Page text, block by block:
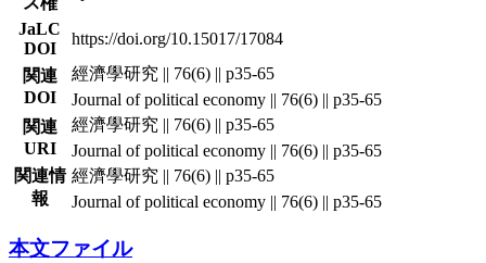
JaLC
DOI
https://doi.org/10.15017/17084
関連
DOI
經濟學研究 || 76(6) || p35-65
Journal of political economy || 76(6) || p35-65
関連
URI
經濟學研究 || 76(6) || p35-65
Journal of political economy || 76(6) || p35-65
関連情
報
經濟學研究 || 76(6) || p35-65
Journal of political economy || 76(6) || p35-65
本文ファイル